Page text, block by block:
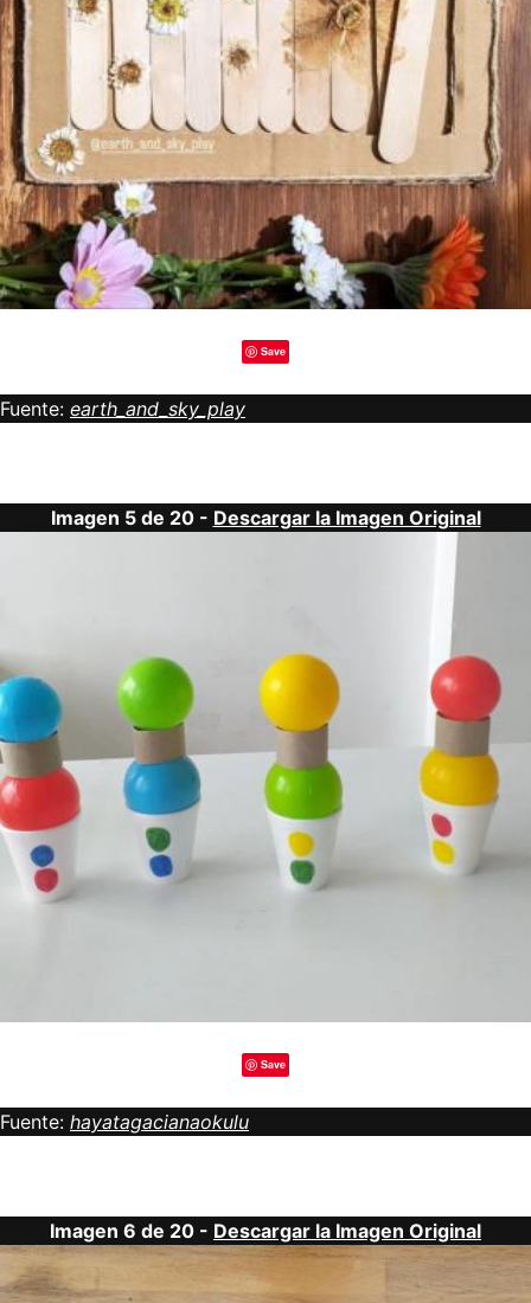
Save
Fuente: earth_and_sky_play
Imagen 5 de 20 - Descargar la Imagen Original
Save
Fuente: hayatagacianaokulu
Imagen 6 de 20 - Descargar la Imagen Original